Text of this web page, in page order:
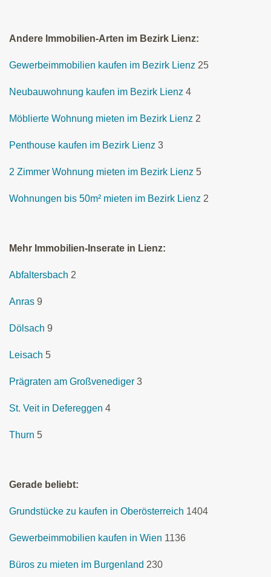
Andere Immobilien-Arten im Bezirk Lienz:
Gewerbeimmobilien kaufen im Bezirk Lienz 25
Neubauwohnung kaufen im Bezirk Lienz 4
Möblierte Wohnung mieten im Bezirk Lienz 2
Penthouse kaufen im Bezirk Lienz 3
2 Zimmer Wohnung mieten im Bezirk Lienz 5
Wohnungen bis 50m² mieten im Bezirk Lienz 2
Mehr Immobilien-Inserate in Lienz:
Abfaltersbach 2
Anras 9
Dölsach 9
Leisach 5
Prägraten am Großvenediger 3
St. Veit in Defereggen 4
Thurn 5
Gerade beliebt:
Grundstücke zu kaufen in Oberösterreich 1404
Gewerbeimmobilien kaufen in Wien 1136
Büros zu mieten im Burgenland 230